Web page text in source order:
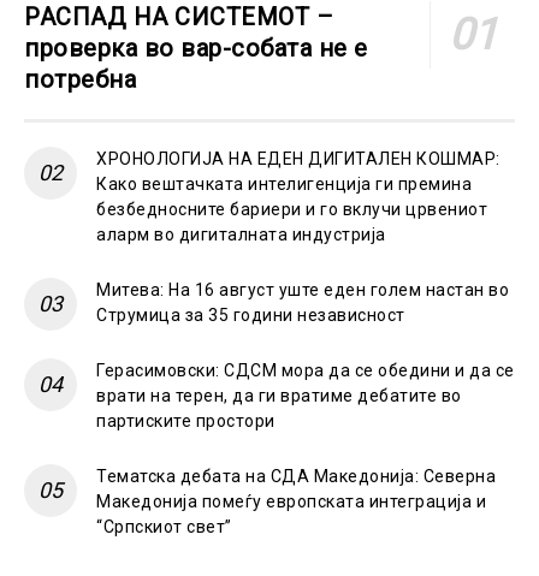
РАСПАД НА СИСТЕМОТ –
проверка во вар-собата не е
потребна
ХРОНОЛОГИЈА НА ЕДЕН ДИГИТАЛЕН КОШМАР:
Како вештачката интелигенција ги премина
безбедносните бариери и го вклучи црвениот
аларм во дигиталната индустрија
Митева: На 16 август уште еден голем настан во
Струмица за 35 години независност
Герасимовски: СДСМ мора да се обедини и да се
врати на терен, да ги вратиме дебатите во
партиските простори
Тематска дебата на СДА Македонија: Северна
Македонија помеѓу европската интеграција и
“Српскиот свет”